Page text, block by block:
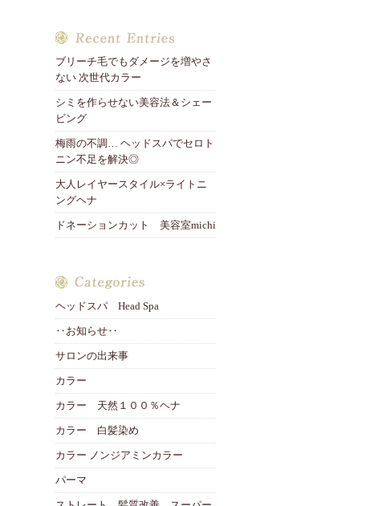
ブリーチ毛でもダメージを増やさ
ない 次世代カラー
シミを作らせない美容法＆シェー
ビング
梅雨の不調… ヘッドスパでセロト
ニン不足を解決◎
大人レイヤースタイル×ライトニ
ングヘナ
ドネーションカット 美容室michi
ヘッドスパ Head Spa
‥お知らせ‥
サロンの出来事
カラー
カラー 天然１００％ヘナ
カラー 白髪染め
カラー ノンジアミンカラー
パーマ